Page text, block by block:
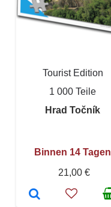
Tourist Edition
1 000 Teile
Hrad Točník
Binnen 14 Tagen
21,00 €